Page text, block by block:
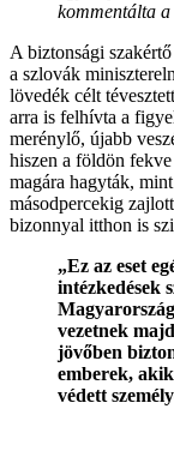
kommentálta
A biztonsági
a szlovák
lövedék célt
arra is felhívta a
merénylő, újabb
hiszen a földön
magára hagyták,
másodpercekig
bizonnyal itthon is
„Ez az eset
intézkedések
vezetnek
jövőben
emberek,
védett